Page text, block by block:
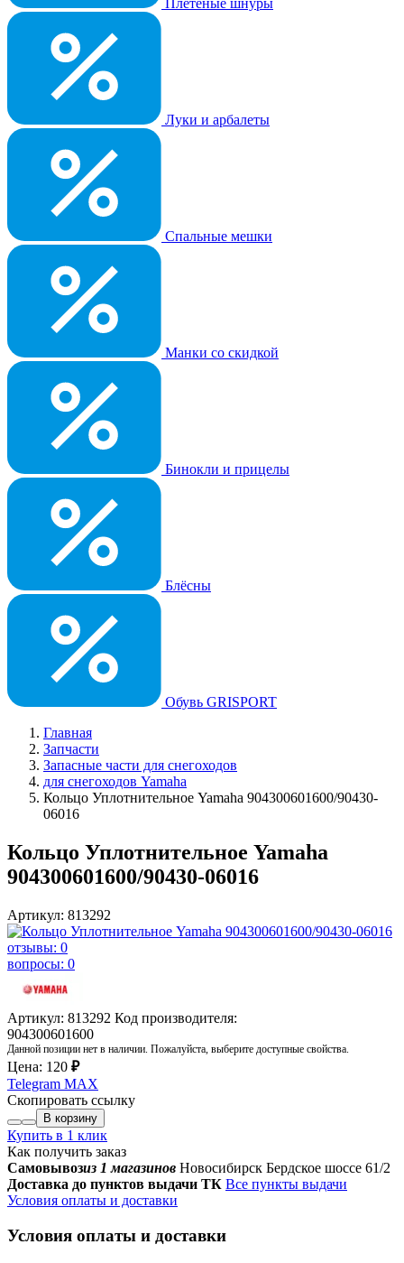
Плетеные шнуры
Луки и арбалеты
Спальные мешки
Манки со скидкой
Бинокли и прицелы
Блёсны
Обувь GRISPORT
Главная
Запчасти
Запасные части для снегоходов
для снегоходов Yamaha
Кольцо Уплотнительное Yamaha 904300601600/90430-
06016
Кольцо Уплотнительное Yamaha
904300601600/90430-06016
Артикул: 813292
отзывы: 0
вопросы: 0
Артикул: 813292 Код производителя:
904300601600
Данной позиции нет в наличии. Пожалуйста, выберите доступные свойства.
Цена: 120 ₽
Telegram MAX
Скопировать ссылку
В корзину
Купить в 1 клик
Как получить заказ
Самовывозиз 1 магазинов Новосибирск Бердское шоссе 61/2
Доставка до пунктов выдачи ТК Все пункты выдачи
Условия оплаты и доставки
Условия оплаты и доставки